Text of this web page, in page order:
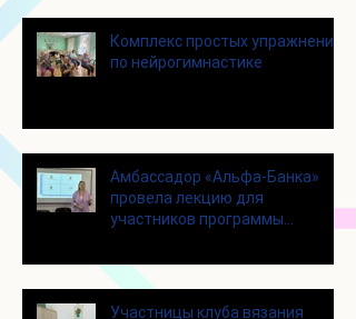
Комплекс простых упражнений
по нейрогимнастике
Амбассадор «Альфа-Банка»
провела лекцию для
участников программы
Участницы клуба вязания